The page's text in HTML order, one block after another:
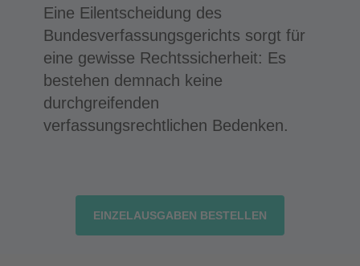
Eine Eilentscheidung des
Bundesverfassungsgerichts sorgt für
eine gewisse Rechtssicherheit: Es
bestehen demnach keine
durchgreifenden
verfassungsrechtlichen Bedenken.
EINZELAUSGABEN BESTELLEN